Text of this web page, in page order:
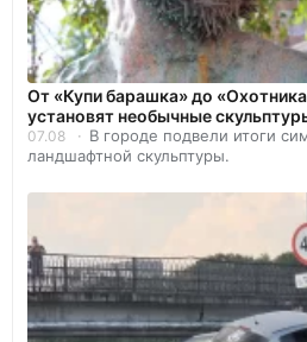
От «Купи барашка» до
установят необычные
07.08
В городе подвели итоги
ландшафтной скульптуры.